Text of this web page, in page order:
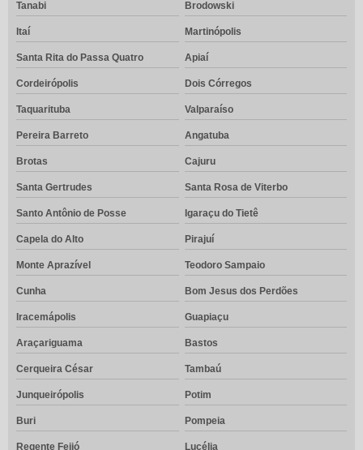
Tanabi Brodowski
Itaí Martinópolis
Santa Rita do Passa Quatro Apiaí
Cordeirópolis Dois Córregos
Taquarituba Valparaíso
Pereira Barreto Angatuba
Brotas Cajuru
Santa Gertrudes Santa Rosa de Viterbo
Santo Antônio de Posse Igaraçu do Tietê
Capela do Alto Pirajuí
Monte Aprazível Teodoro Sampaio
Cunha Bom Jesus dos Perdões
Iracemápolis Guapiaçu
Araçariguama Bastos
Cerqueira César Tambaú
Junqueirópolis Potim
Buri Pompeia
Regente Feijó Lucélia